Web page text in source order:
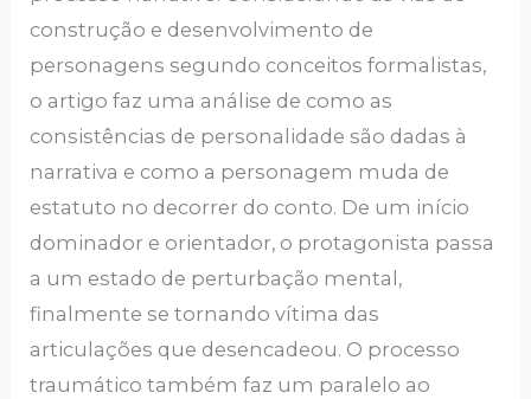
construção e desenvolvimento de
personagens segundo conceitos formalistas,
o artigo faz uma análise de como as
consistências de personalidade são dadas à
narrativa e como a personagem muda de
estatuto no decorrer do conto. De um início
dominador e orientador, o protagonista passa
a um estado de perturbação mental,
finalmente se tornando vítima das
articulações que desencadeou. O processo
traumático também faz um paralelo ao